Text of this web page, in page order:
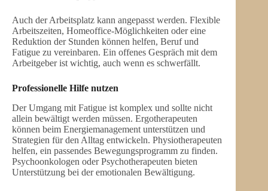
Auch der Arbeitsplatz kann angepasst werden. Flexible
Arbeitszeiten, Homeoffice-Möglichkeiten oder eine
Reduktion der Stunden können helfen, Beruf und
Fatigue zu vereinbaren. Ein offenes Gespräch mit dem
Arbeitgeber ist wichtig, auch wenn es schwerfällt.
Professionelle Hilfe nutzen
Der Umgang mit Fatigue ist komplex und sollte nicht
allein bewältigt werden müssen. Ergotherapeuten
können beim Energiemanagement unterstützen und
Strategien für den Alltag entwickeln. Physiotherapeuten
helfen, ein passendes Bewegungsprogramm zu finden.
Psychoonkologen oder Psychotherapeuten bieten
Unterstützung bei der emotionalen Bewältigung.